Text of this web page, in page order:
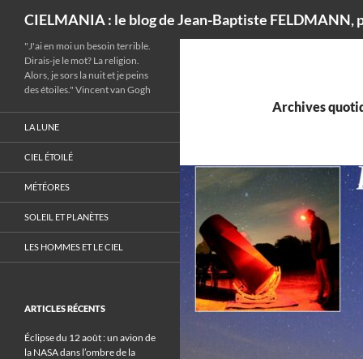
CIELMANIA : le blog de Jean-Baptiste FELDMANN,
Archives
"J'ai en moi un besoin terrible.
Dirais-je le mot? La religion.
Alors, je sors la nuit et je peins
des étoiles." Vincent van Gogh
LA LUNE
CIEL ÉTOILÉ
MÉTÉORES
SOLEIL ET PLANÈTES
LES HOMMES ET LE CIEL
ARTICLES RÉCENTS
Éclipse du 12 août : un avion de
la NASA dans l’ombre de la